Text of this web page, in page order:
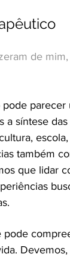
de
a síntese
também
que lidar
pode